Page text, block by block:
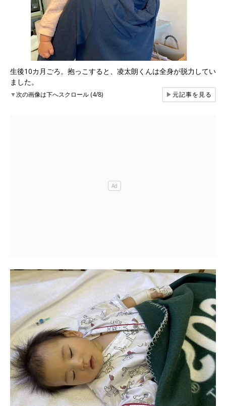
生後10カ月ごろ。抱っこすると、凌太朗くんは全身が脱力してい
ました。
▼次の画像は下へスクロール (4/8) ▶元記事を見る